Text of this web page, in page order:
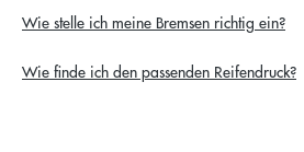
Wie stelle ich meine Bremsen richtig ein?
Wie finde ich den passenden Reifendruck?